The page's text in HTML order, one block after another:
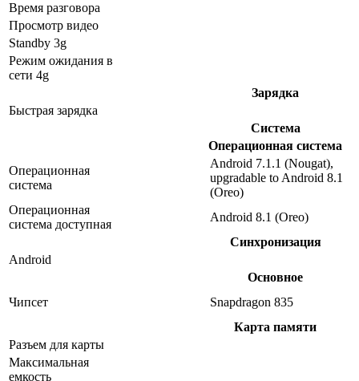
Время разговора
Просмотр видео
Standby 3g
Режим ожидания в
сети 4g
Зарядка
Быстрая зарядка
Система
Операционная система
Операционная
система
Android 7.1.1 (Nougat),
upgradable to Android 8.1
(Oreo)
Операционная
система доступная
Android 8.1 (Oreo)
Синхронизация
Android
Основное
Чипсет
Snapdragon 835
Карта памяти
Разъем для карты
Максимальная
емкость